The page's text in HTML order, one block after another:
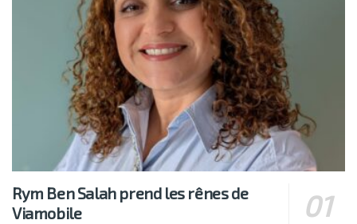
Rym Ben Salah prend les rênes de
Viamobile